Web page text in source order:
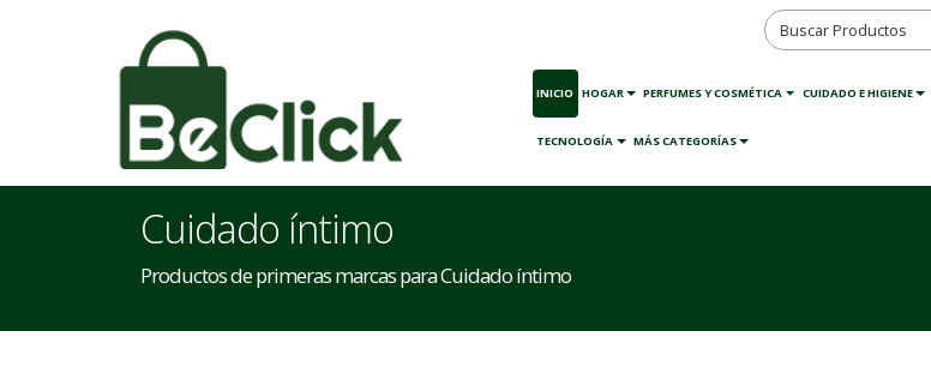
INICIO HOGAR PERFUMES Y COSMÉTICA CUIDADO E HIGIENE
TECNOLOGÍA MÁS CATEGORÍAS
Cuidado íntimo
Productos de primeras marcas para Cuidado íntimo